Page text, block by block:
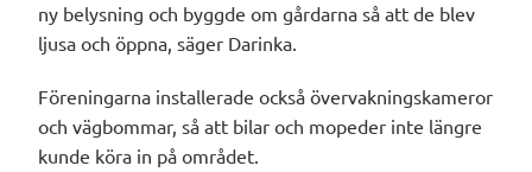
ny belysning och byggde om gårdarna så att de blev
ljusa och öppna, säger Darinka.
Föreningarna installerade också övervakningskameror
och vägbommar, så att bilar och mopeder inte längre
kunde köra in på området.